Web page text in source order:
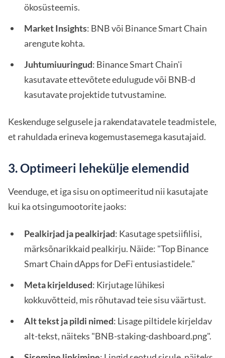
ökosüsteemis.
Market Insights: BNB või Binance Smart Chain
arengute kohta.
Juhtumiuuringud: Binance Smart Chain'i
kasutavate ettevõtete edulugude või BNB-d
kasutavate projektide tutvustamine.
Keskenduge selgusele ja rakendatavatele teadmistele,
et rahuldada erineva kogemustasemega kasutajaid.
3. Optimeeri lehekülje elemendid
Veenduge, et iga sisu on optimeeritud nii kasutajate
kui ka otsingumootorite jaoks:
Pealkirjad ja pealkirjad: Kasutage spetsiifilisi,
märksõnarikkaid pealkirju. Näide: "Top Binance
Smart Chain dApps for DeFi entusiastidele."
Meta kirjeldused: Kirjutage lühikesi
kokkuvõtteid, mis rõhutavad teie sisu väärtust.
Alt tekst ja pildi nimed: Lisage piltidele kirjeldav
alt-tekst, näiteks "BNB-staking-dashboard.png".